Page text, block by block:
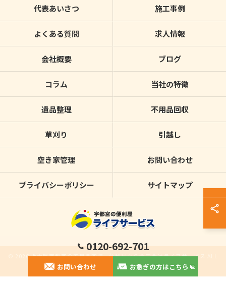
0120-692-701
お問い合わせ お急ぎの方はこちら
代表あいさつ 施工事例
よくある質問 求人情報
会社概要 ブログ
コラム 当社の特徴
遺品整理 不用品回収
草刈り 引越し
空き家管理 お問い合わせ
プライバシーポリシー サイトマップ
© 2026 栃木県宇都宮の不用品回収・便利屋なら合同会社ライフサービス ALL
RIGHTS RESERVED.